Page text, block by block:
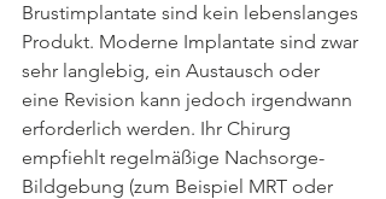
Brustimplantate sind kein lebenslanges
Produkt. Moderne Implantate sind zwar
sehr langlebig, ein Austausch oder
eine Revision kann jedoch irgendwann
erforderlich werden. Ihr Chirurg
empfiehlt regelmäßige Nachsorge-
Bildgebung (zum Beispiel MRT oder